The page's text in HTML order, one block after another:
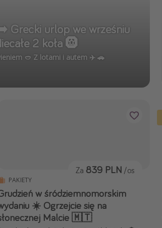
Grecki urlop we wrześniu
2 koła 🛞
🥙 Z lotami i autem ✈️ 🚗
PAKIETY
w śródziemnomorskim
☀️ Ogrzejcie się na
Malcie 🇲🇹
Za 839 PLN /os